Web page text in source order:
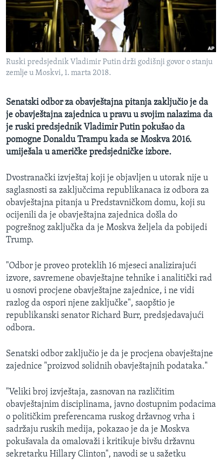
MAGAZIN
O GLASU AMERIKE
Learning English
PRATITE NAS
Jezici
Ruski predsjednik Vladimir Putin drži godišnji govor o stanju
zemlje u Moskvi, 1. marta 2018.
Senatski odbor za obavještajna pitanja zaključio je da
je obavještajna zajednica u pravu u svojim nalazima da
je ruski predsjednik Vladimir Putin pokušao da
pomogne Donaldu Trampu kada se Moskva 2016.
umiješala u američke predsjedničke izbore.
Dvostranački izvještaj koji je objavljen u utorak nije u
saglasnosti sa zaključcima republikanaca iz odbora za
obavještajna pitanja u Predstavničkom domu, koji su
ocijenili da je obavještajna zajednica došla do
pogrešnog zaključka da je Moskva željela da pobijedi
Trump.
"Odbor je proveo proteklih 16 mjeseci analizirajući
izvore, savremene obavještajne tehnike i analitički rad
u osnovi procjene obavještajne zajednice, i ne vidi
razlog da ospori njene zaključke", saopštio je
republikanski senator Richard Burr, predsjedavajući
odbora.
Senatski odbor zaključio je da je procjena obavještajne
zajednice "proizvod solidnih obavještajnih podataka."
"Veliki broj izvještaja, zasnovan na različitim
obavještajnim disciplinama, javno dostupnim podacima
o političkim preferencama ruskog državnog vrha i
sadržaju ruskih medija, pokazao je da je Moskva
pokušavala da omalovaži i kritikuje bivšu državnu
sekretarku Hillary Clinton", navodi se u sažetku